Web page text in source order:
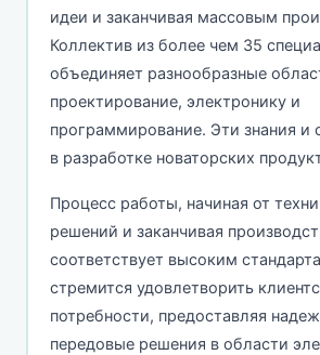
идеи и заканчивая массовым
Коллектив из более чем 35
объединяет разнообразные
проектирование, электронику и
программирование. Эти знания и
в разработке новаторских
Процесс работы, начиная от
решений и заканчивая
соответствует высоким
стремится удовлетворить
потребности, предоставляя
передовые решения в области